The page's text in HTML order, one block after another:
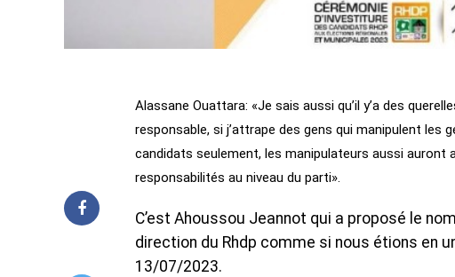
Alassane Ouattara: «Je sais aussi qu’il y’a des
responsable, si j’attrape des gens qui manipulent les
candidats seulement, les manipulateurs aussi auront
responsabilités au niveau du parti».
C’est Ahoussou Jeannot qui a proposé le
direction du Rhdp comme si nous étions en
13/07/2023.